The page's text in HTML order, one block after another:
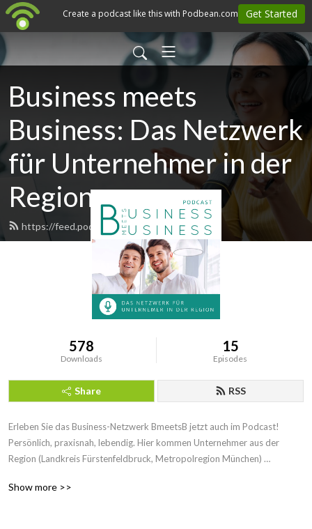
Business meets
Business: Das Netzwerk
für Unternehmer in der
Region
https://feed.podbean.com/bmeetsb/feed.xml
578
Downloads
15
Episodes
Share RSS
Erleben Sie das Business-Netzwerk BmeetsB jetzt auch im Podcast!
Persönlich, praxisnah, lebendig. Hier kommen Unternehmer aus der
Region (Landkreis Fürstenfeldbruck, Metropolregion München)
ihren Geschäftserfolg auf das nächste Level zu bringen. Jeden Monat
Show more >>